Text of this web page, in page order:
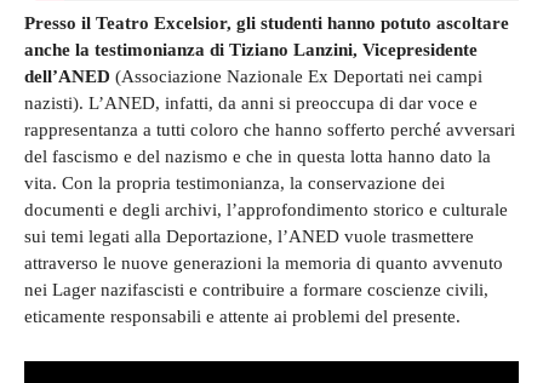
Presso il Teatro Excelsior, gli studenti hanno potuto ascoltare
anche la testimonianza di Tiziano Lanzini, Vicepresidente
dell’ANED (Associazione Nazionale Ex Deportati nei campi
nazisti). L’ANED, infatti, da anni si preoccupa di dar voce e
rappresentanza a tutti coloro che hanno sofferto perché avversari
del fascismo e del nazismo e che in questa lotta hanno dato la
vita. Con la propria testimonianza, la conservazione dei
documenti e degli archivi, l’approfondimento storico e culturale
sui temi legati alla Deportazione, l’ANED vuole trasmettere
attraverso le nuove generazioni la memoria di quanto avvenuto
nei Lager nazifascisti e contribuire a formare coscienze civili,
eticamente responsabili e attente ai problemi del presente.